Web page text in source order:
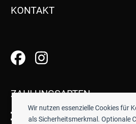
Wir nutzen essenzielle Cookies für
als Sicherheitsmerkmal. Optionale
KONTAKT
ZAHLUNGSARTEN